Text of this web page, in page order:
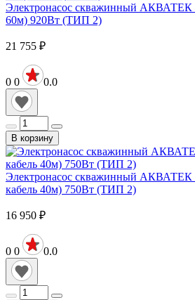
Электронасос скважинный АКВАТЕК
60м) 920Вт (ТИП 2)
21 755 ₽
0 0 0.0
В корзину
Электронасос скважинный АКВАТЕК
кабель 40м) 750Вт (ТИП 2)
16 950 ₽
0 0 0.0